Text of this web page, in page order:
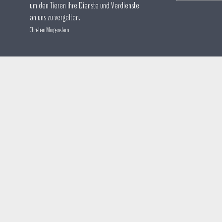
um den Tieren ihre Dienste und Verdienste
an uns zu vergelten.
Christian Morgenstern